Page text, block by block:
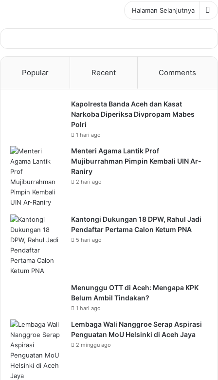
Halaman Selanjutnya
Popular Recent Comments
Kapolresta Banda Aceh dan Kasat
Narkoba Diperiksa Divpropam Mabes
Polri
1 hari ago
Menteri Agama Lantik Prof
Mujiburrahman Pimpin Kembali UIN Ar-
Raniry
2 hari ago
Kantongi Dukungan 18 DPW, Rahul Jadi
Pendaftar Pertama Calon Ketum PNA
5 hari ago
Menunggu OTT di Aceh: Mengapa KPK
Belum Ambil Tindakan?
1 hari ago
Lembaga Wali Nanggroe Serap Aspirasi
Penguatan MoU Helsinki di Aceh Jaya
2 minggu ago